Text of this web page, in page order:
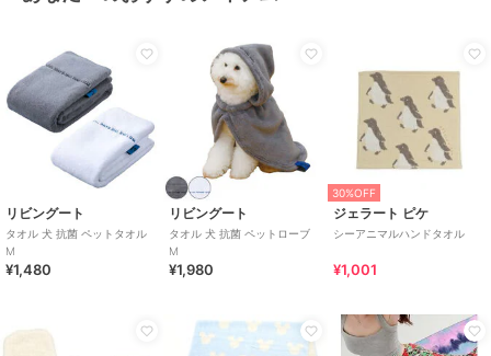
リビングート
タオル 犬 抗菌 ペットタオル
M
¥1,480
リビングート
タオル 犬 抗菌 ペットローブ
M
¥1,980
30%OFF
ジェラート ピケ
シーアニマルハンドタオル
¥1,001